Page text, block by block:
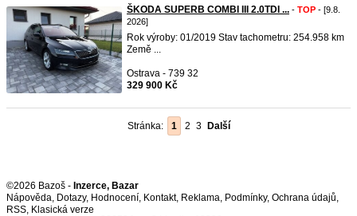
ŠKODA SUPERB COMBI III 2.0TDI ... - TOP - [9.8.
2026]
Rok výroby: 01/2019 Stav tachometru: 254.958 km
Země ...
Ostrava - 739 32
329 900 Kč
Stránka: 1 2 3 Další
©2026 Bazoš - Inzerce, Bazar
Nápověda, Dotazy, Hodnocení, Kontakt, Reklama, Podmínky, Ochrana údajů,
RSS,